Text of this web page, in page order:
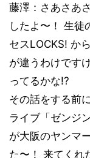
藤澤：さあさあ
したよ〜！ 生徒
セスLOCKS! か
が違うわけです
ってるかな!?
その話をする前
ライブ「ゼンジ
が大阪のヤンマ
た〜！ 来てくれ